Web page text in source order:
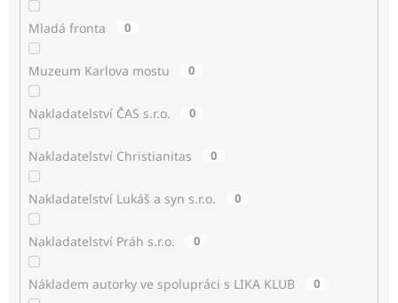
Mladá fronta 0
Muzeum Karlova mostu 0
Nakladatelství ČAS s.r.o. 0
Nakladatelství Christianitas 0
Nakladatelství Lukáš a syn s.r.o. 0
Nakladatelství Práh s.r.o. 0
Nákladem autorky ve spolupráci s LIKA KLUB 0